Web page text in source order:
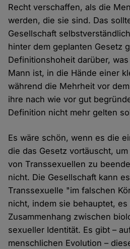
Recht verschaffen, als die
werden, die sie sind. Das
Gesellschaft
hinter dem geplanten Gesetz
Definitionshoheit darüber,
Mann ist, in die Hände einer
während die Mehrheit vor
ihre nach wie vor gut
Definition nicht mehr gelten
Es wäre schön, wenn es die
die das Gesetz vortäuscht,
von Transsexuellen zu
nicht. Die Gesellschaft kann
Transsexuelle "im falschen
nicht, indem sie behauptet,
Zusammenhang zwischen
sexueller Identität. Es gibt –
menschlichen Evolution –